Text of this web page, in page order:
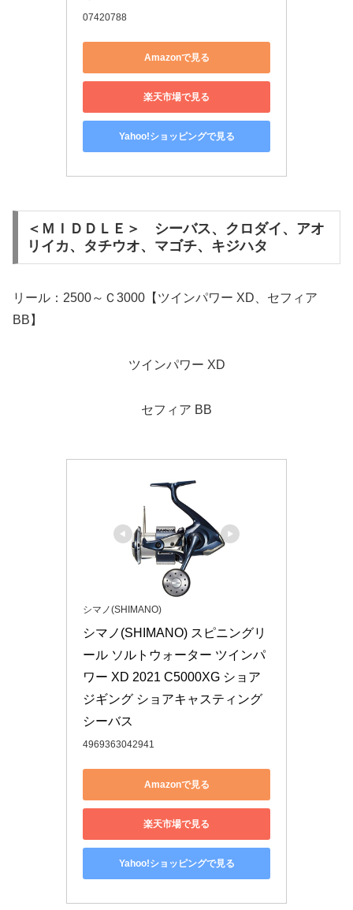
07420788
Amazonで見る
楽天市場で見る
Yahoo!ショッピングで見る
＜ＭＩＤＤＬＥ＞ シーバス、クロダイ、アオ
リイカ、タチウオ、マゴチ、キジハタ
リール：2500～Ｃ3000【ツインパワー XD、セフィア
BB】
ツインパワー XD
セフィア BB
シマノ(SHIMANO)
シマノ(SHIMANO) スピニングリ
ール ソルトウォーター ツインパ
ワー XD 2021 C5000XG ショア
ジギング ショアキャスティング
シーバス
4969363042941
Amazonで見る
楽天市場で見る
Yahoo!ショッピングで見る